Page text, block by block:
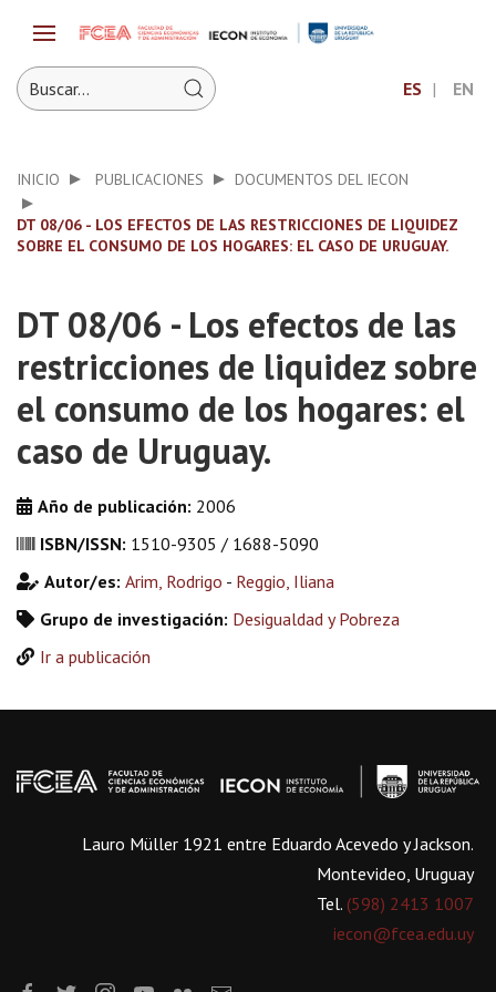
ES EN
INICIO PUBLICACIONES DOCUMENTOS DEL IECON
DT 08/06 - LOS EFECTOS DE LAS RESTRICCIONES DE LIQUIDEZ
SOBRE EL CONSUMO DE LOS HOGARES: EL CASO DE URUGUAY.
DT 08/06 - Los efectos de las
restricciones de liquidez sobre
el consumo de los hogares: el
caso de Uruguay.
Año de publicación: 2006
ISBN/ISSN: 1510-9305 / 1688-5090
Autor/es: Arim, Rodrigo - Reggio, Iliana
Grupo de investigación: Desigualdad y Pobreza
Ir a publicación
Lauro Müller 1921 entre Eduardo Acevedo y Jackson.
Montevideo, Uruguay
Tel. (598) 2413 1007
iecon@fcea.edu.uy